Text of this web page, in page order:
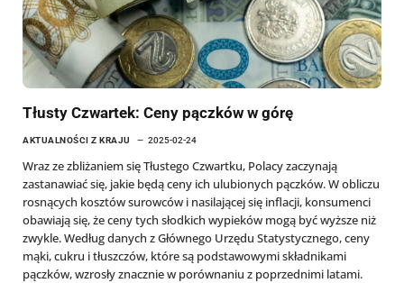
Tłusty Czwartek: Ceny pączków w górę
AKTUALNOŚCI Z KRAJU 2025-02-24
Wraz ze zbliżaniem się Tłustego Czwartku, Polacy zaczynają
zastanawiać się, jakie będą ceny ich ulubionych pączków. W obliczu
rosnących kosztów surowców i nasilającej się inflacji, konsumenci
obawiają się, że ceny tych słodkich wypieków mogą być wyższe niż
zwykle. Według danych z Głównego Urzędu Statystycznego, ceny
mąki, cukru i tłuszczów, które są podstawowymi składnikami
pączków, wzrosły znacznie w porównaniu z poprzednimi latami.